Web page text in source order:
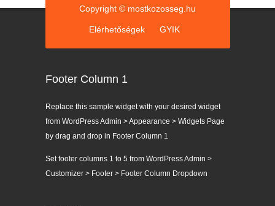
Copyright © mostkozosseg.hu
Elérhetőségek GYIK
Footer Column 1
Replace this sample widget with your desired widget
from WordPress Admin > Appearance > Widgets Page
by drag and drop in Footer Column 1
Set footer columns 1 to 5 from WordPress Admin >
Customizer > Footer > Footer Column Dropdown